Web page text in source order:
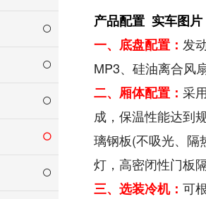
产品配置 实车图
一、底盘配置： 发
MP3、硅油离合风
二、厢体配置： 采
成，保温性能达到
璃钢板(不吸光、隔
灯，高密闭性门板
三、选装冷机： 可